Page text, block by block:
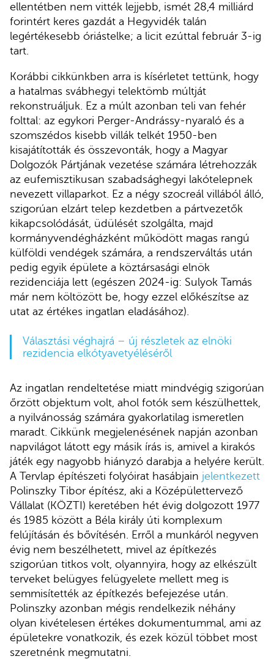
ellentétben nem vitték lejjebb, ismét 28,4 milliárd
forintért keres gazdát a Hegyvidék talán
legértékesebb óriástelke; a licit ezúttal február 3-ig
tart.
Korábbi cikkünkben arra is kísérletet tettünk, hogy
a hatalmas svábhegyi telektömb múltját
rekonstruáljuk. Ez a múlt azonban teli van fehér
folttal: az egykori Perger-Andrássy-nyaraló és a
szomszédos kisebb villák telkét 1950-ben
kisajátították és összevonták, hogy a Magyar
Dolgozók Pártjának vezetése számára létrehozzák
az eufemisztikusan szabadsághegyi lakótelepnek
nevezett villaparkot. Ez a négy szocreál villából álló,
szigorúan elzárt telep kezdetben a pártvezetők
kikapcsolódását, üdülését szolgálta, majd
kormányvendégházként működött magas rangú
külföldi vendégek számára, a rendszerváltás után
pedig egyik épülete a köztársasági elnök
rezidenciája lett (egészen 2024-ig: Sulyok Tamás
már nem költözött be, hogy ezzel előkészítse az
utat az értékes ingatlan eladásához).
Választási véghajrá – új részletek az elnöki
rezidencia elkótyavetyéléséről
Az ingatlan rendeltetése miatt mindvégig szigorúan
őrzött objektum volt, ahol fotók sem készülhettek,
a nyilvánosság számára gyakorlatilag ismeretlen
maradt. Cikkünk megjelenésének napján azonban
napvilágot látott egy másik írás is, amivel a kirakós
játék egy nagyobb hiányzó darabja a helyére került.
A Tervlap építészeti folyóirat hasábjain jelentkezett
Polinszky Tibor építész, aki a Középülettervező
Vállalat (KÖZTI) keretében hét évig dolgozott 1977
és 1985 között a Béla király úti komplexum
felújításán és bővítésén. Erről a munkáról negyven
évig nem beszélhetett, mivel az építkezés
szigorúan titkos volt, olyannyira, hogy az elkészült
terveket belügyes felügyelete mellett meg is
semmisítették az építkezés befejezése után.
Polinszky azonban mégis rendelkezik néhány
olyan kivételesen értékes dokumentummal, ami az
épületekre vonatkozik, és ezek közül többet most
szeretnénk megmutatni.